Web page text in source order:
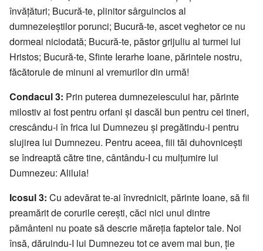
învățături; Bucură-te, plinitor sârguincios al
dumnezeieștilor porunci; Bucură-te, ascet veghetor ce nu
dormeai niciodată; Bucură-te, păstor grijuliu al turmei lui
Hristos; Bucură-te, Sfinte Ierarhe Ioane, părintele nostru,
făcătorule de minuni al vremurilor din urmă!
Condacul 3: Prin puterea dumnezeiescului har, părinte
milostiv ai fost pentru orfani și dascăl bun pentru cei tineri,
crescându-i în frica lui Dumnezeu și pregătindu-i pentru
slujirea lui Dumnezeu. Pentru aceea, fiii tăi duhovnicești
se îndreaptă către tine, cântându-I cu mulțumire lui
Dumnezeu: Aliluia!
Icosul 3: Cu adevărat te-ai învrednicit, părinte Ioane, să fii
preamărit de corurile cerești, căci nici unul dintre
pământeni nu poate să descrie măreția faptelor tale. Noi
însă, dăruindu-I lui Dumnezeu tot ce avem mai bun, ție